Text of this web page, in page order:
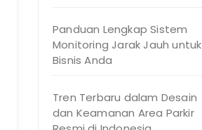
Panduan Lengkap Sistem
Monitoring Jarak Jauh untuk
Bisnis Anda
Tren Terbaru dalam Desain
dan Keamanan Area Parkir